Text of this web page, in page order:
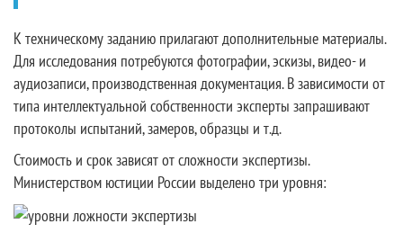
К техническому заданию прилагают дополнительные материалы.
Для исследования потребуются фотографии, эскизы, видео- и
аудиозаписи, производственная документация. В зависимости от
типа интеллектуальной собственности эксперты запрашивают
протоколы испытаний, замеров, образцы и т.д.
Стоимость и срок зависят от сложности экспертизы.
Министерством юстиции России выделено три уровня: